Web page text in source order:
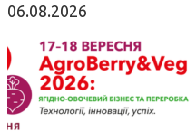
06.08.2026